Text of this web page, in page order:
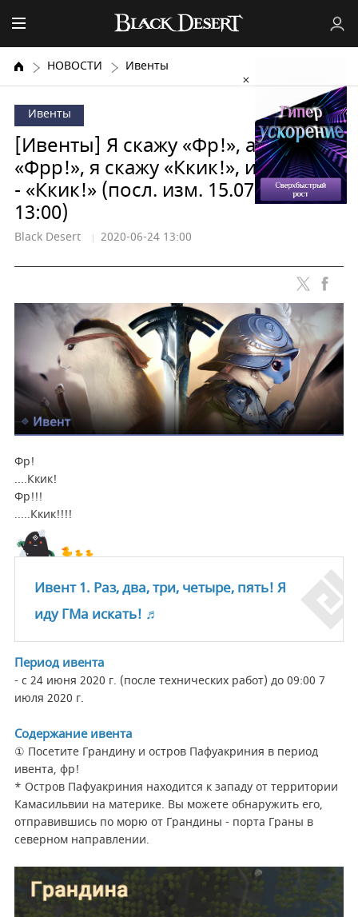
НОВОСТИ Ивенты
Ивенты
[Ивенты] Я скажу «Фр!», а ты -
«Фрр!», я скажу «Ккик!», и ты тоже
- «Ккик!» (посл. изм. 15.07.2020 в
13:00)
Black Desert 2020-06-24 13:00
Фр!
....Ккик!
Фр!!!
.....Ккик!!!!
Ивент 1. Раз, два, три, четыре, пять! Я
иду ГМа искать! ♬
Период ивента
- с 24 июня 2020 г. (после технических работ) до 09:00 7
июля 2020 г.
Содержание ивента
① Посетите Грандину и остров Пафуакриния в период
ивента, фр!
* Остров Пафуакриния находится к западу от территории
Камасильвии на материке. Вы можете обнаружить его,
отправившись по морю от Грандины - порта Граны в
северном направлении.